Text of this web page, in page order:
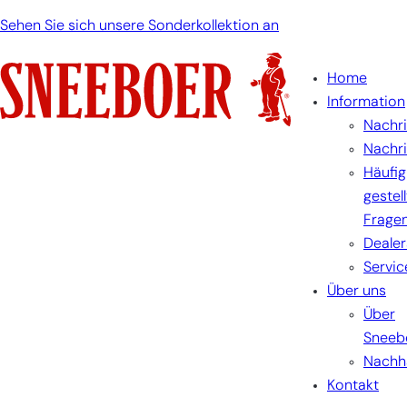
Sehen Sie sich unsere Sonderkollektion an
Home
Information
Häufig
Über uns
Über
Kontakt